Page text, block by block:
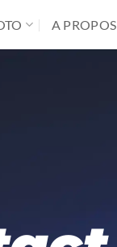
A PROPOS